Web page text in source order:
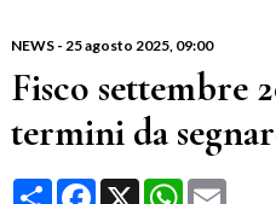
NEWS- 25 agosto 2025, 09:00
Fisco settembre
termini da
CondividiFacebook
X WhatsApp
Email